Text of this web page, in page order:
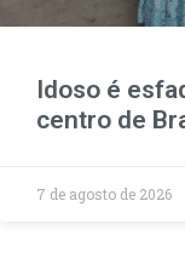
Idoso é
centro de
7 de agosto de 2026